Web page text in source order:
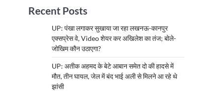
Recent Posts
UP: पंखा लगाकर सुखाया जा रहा लखनऊ-कानपुर
एक्सप्रेस वे, Video शेयर कर अखिलेश का तंज; बोले-
जोखिम कौन उठाएगा?
UP: अतीक अहमद के बेटे आबान समेत दो की हादसे में
मौत, तीन घायल, जेल में बंद भाई अली से मिलने आ रहे थे
झांसी